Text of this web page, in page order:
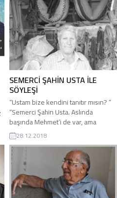
çıkan bu söyleşiyi yayınlıyoruz. Ruhu
şad olsun. Yakınlarına ve
sevenlerine baş sağlığı diliyoruz.
SÜLEYMAN ŞENTÜRK İLE SÖYLEŞİ
NİHAT MUSTUL: Merhaba Süleyman
Bey. Nasılsınız? Dergimizin bu ayki
konuğu...
SEMERCİ ŞAHİN USTA İLE
SÖYLEŞİ
“Ustam bize kendini tanıtır mısın? “
“Semerci Şahin Usta. Aslında
başında Mehmet’i de var, ama
Mehmet Usta deyince kimse bilmez
beni. Semerci Şahin denildi mi
Gülnar’a kadar herkes tanır. Meydan
Mahallesinde oturuyorum. 67
yaşındayım. Soyadım da İnce. Yeter
mi?” “Çok teşekkür ediyorum. Peki
ne zaman başladın bu işe, kaç yıl...
28.12.2018